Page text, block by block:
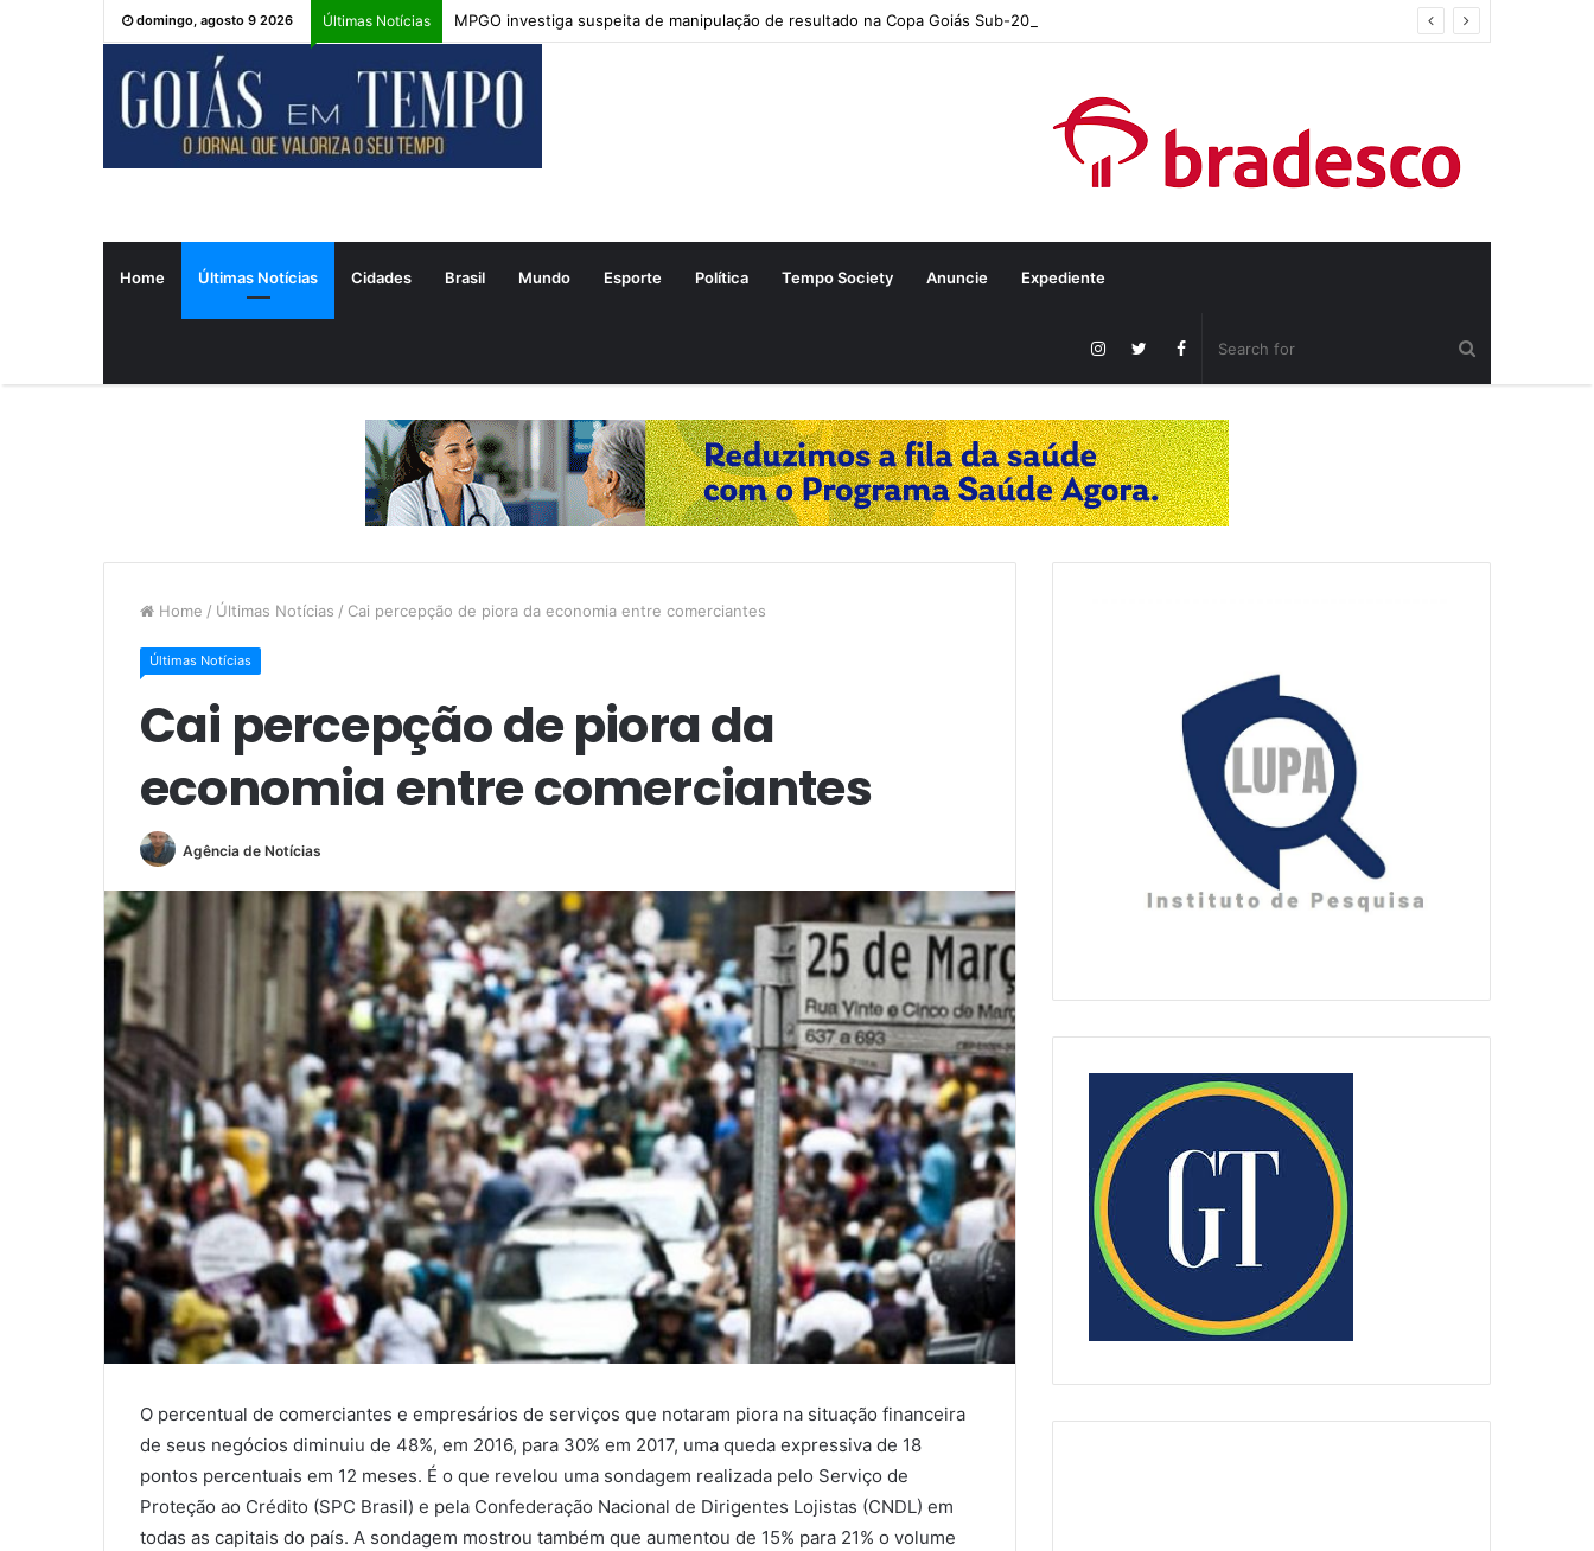
domingo, agosto 9 2026 Últimas Notícias MPGO investiga suspeita de manipulação de resultado na Copa Goiás Sub-20
Home Últimas Notícias Cidades Brasil Mundo Esporte Política Tempo Society Anuncie Expediente
Home / Últimas Notícias / Cai percepção de piora da economia entre comerciantes
Últimas Notícias
Cai percepção de piora da
economia entre comerciantes
Agência de Notícias
O percentual de comerciantes e empresários de serviços que notaram piora na situação financeira
de seus negócios diminuiu de 48%, em 2016, para 30% em 2017, uma queda expressiva de 18
pontos percentuais em 12 meses. É o que revelou uma sondagem realizada pelo Serviço de
Proteção ao Crédito (SPC Brasil) e pela Confederação Nacional de Dirigentes Lojistas (CNDL) em
todas as capitais do país. A sondagem mostrou também que aumentou de 15% para 21% o volume